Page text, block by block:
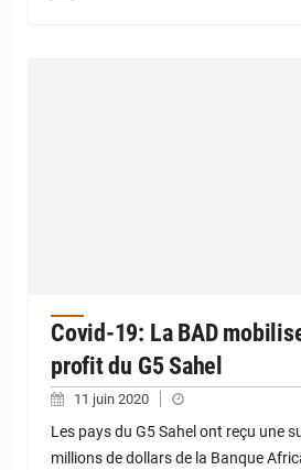
Covid-19: La BAD
profit du G5 Sahel
11 juin 2020
Les pays du G5 Sahel ont reçu une
millions de dollars de la Banque